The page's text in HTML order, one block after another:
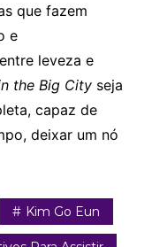
que fazem
e
leveza e
the Big City seja
capaz de
deixar um nó
Kim Go Eun